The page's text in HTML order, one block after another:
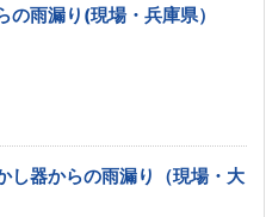
の雨漏り(現場・兵庫県）
し器からの雨漏り（現場・大